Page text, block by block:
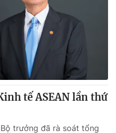
tế ASEAN lần thứ
trưởng đã rà soát tổng